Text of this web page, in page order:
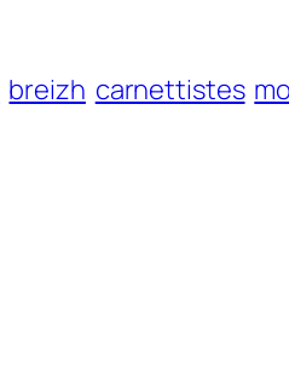
breizh carnettistes